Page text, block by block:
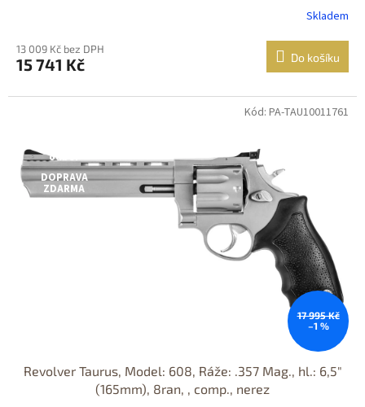
Skladem
13 009 Kč bez DPH
15 741 Kč Do košíku
odběr
DOPRAVA
ZDARMA
17 995 Kč
–1 %
Revolver Taurus, Model: 608, Ráže: .357 Mag., hl.: 6,5"
(165mm), 8ran, , comp., nerez
Kód: PA-TAU10011761